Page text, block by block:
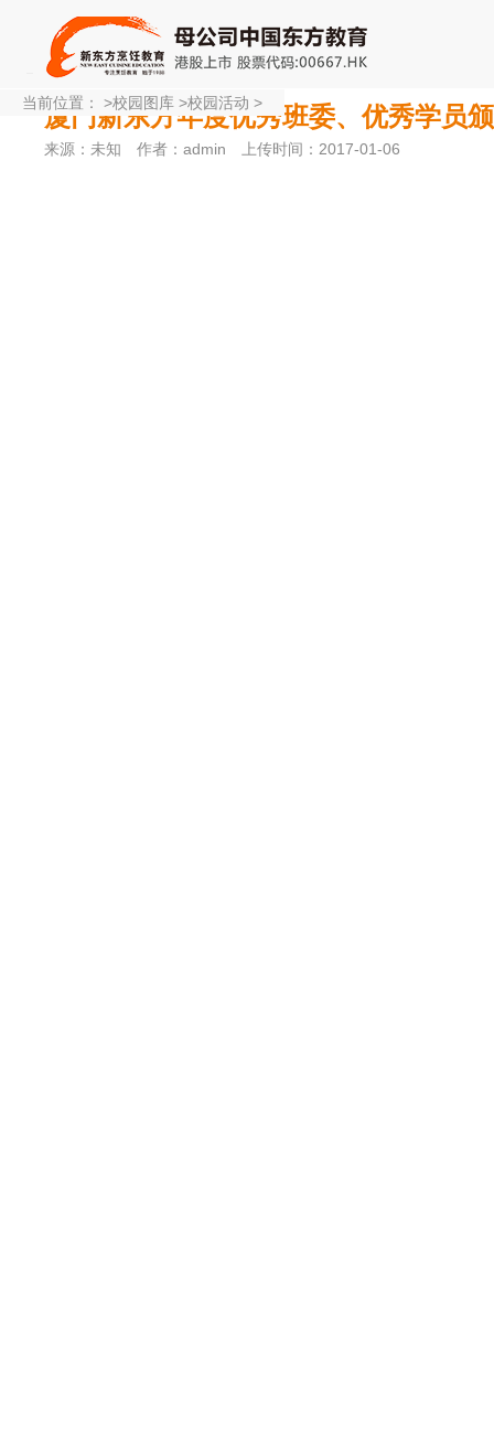
厦门新东方年度优秀班委、优秀学员
来源：未知 作者：admin 上传时间：2017-01-06
当前位置： >校园图库 >校园活动 >